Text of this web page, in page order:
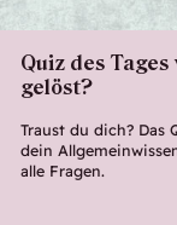
Quiz des
gelöst?
Traust du dich? Das
dein
alle Fragen.